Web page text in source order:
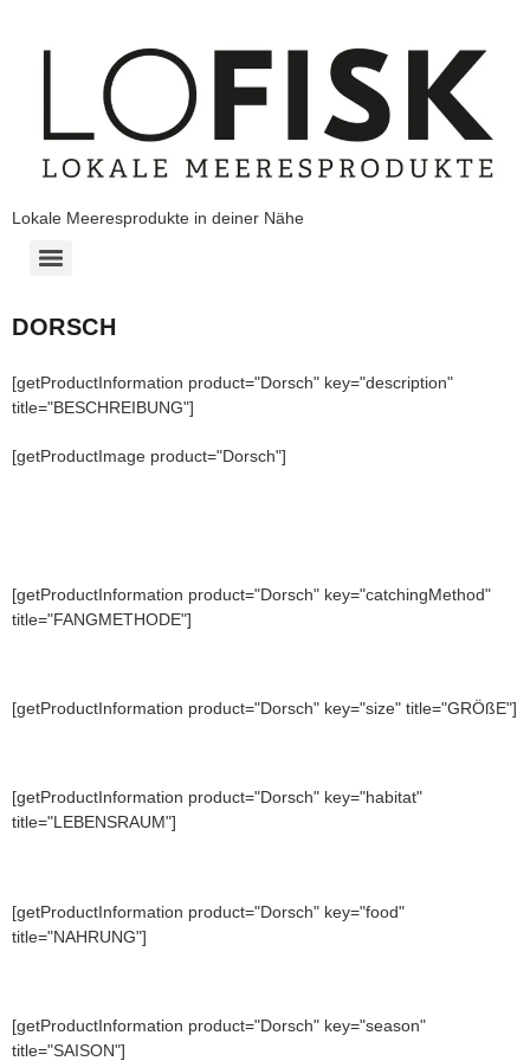
Lokale Meeresprodukte in deiner Nähe
DORSCH
[getProductInformation product="Dorsch" key="description"
title="BESCHREIBUNG"]
[getProductImage product="Dorsch"]
[getProductInformation product="Dorsch" key="catchingMethod"
title="FANGMETHODE"]
[getProductInformation product="Dorsch" key="size" title="GRÖßE"]
[getProductInformation product="Dorsch" key="habitat"
title="LEBENSRAUM"]
[getProductInformation product="Dorsch" key="food"
title="NAHRUNG"]
[getProductInformation product="Dorsch" key="season"
title="SAISON"]